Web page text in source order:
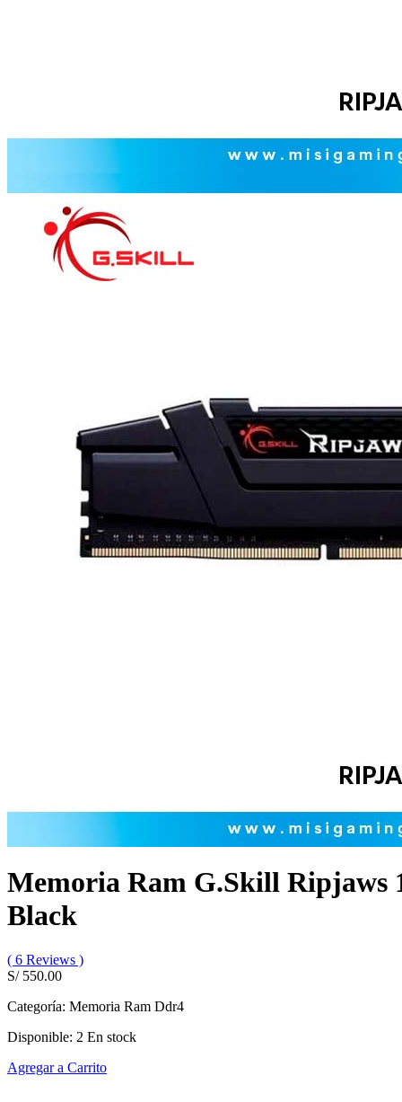
Memoria Ram G.Skill Ripjaws
Black
( 6 Reviews )
S/ 550.00
Categoría: Memoria Ram Ddr4
Disponible: 2 En stock
Agregar a Carrito